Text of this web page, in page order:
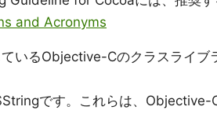
and Acronyms
いるObjective-Cのクラスライブ
です。これらは、Objective-